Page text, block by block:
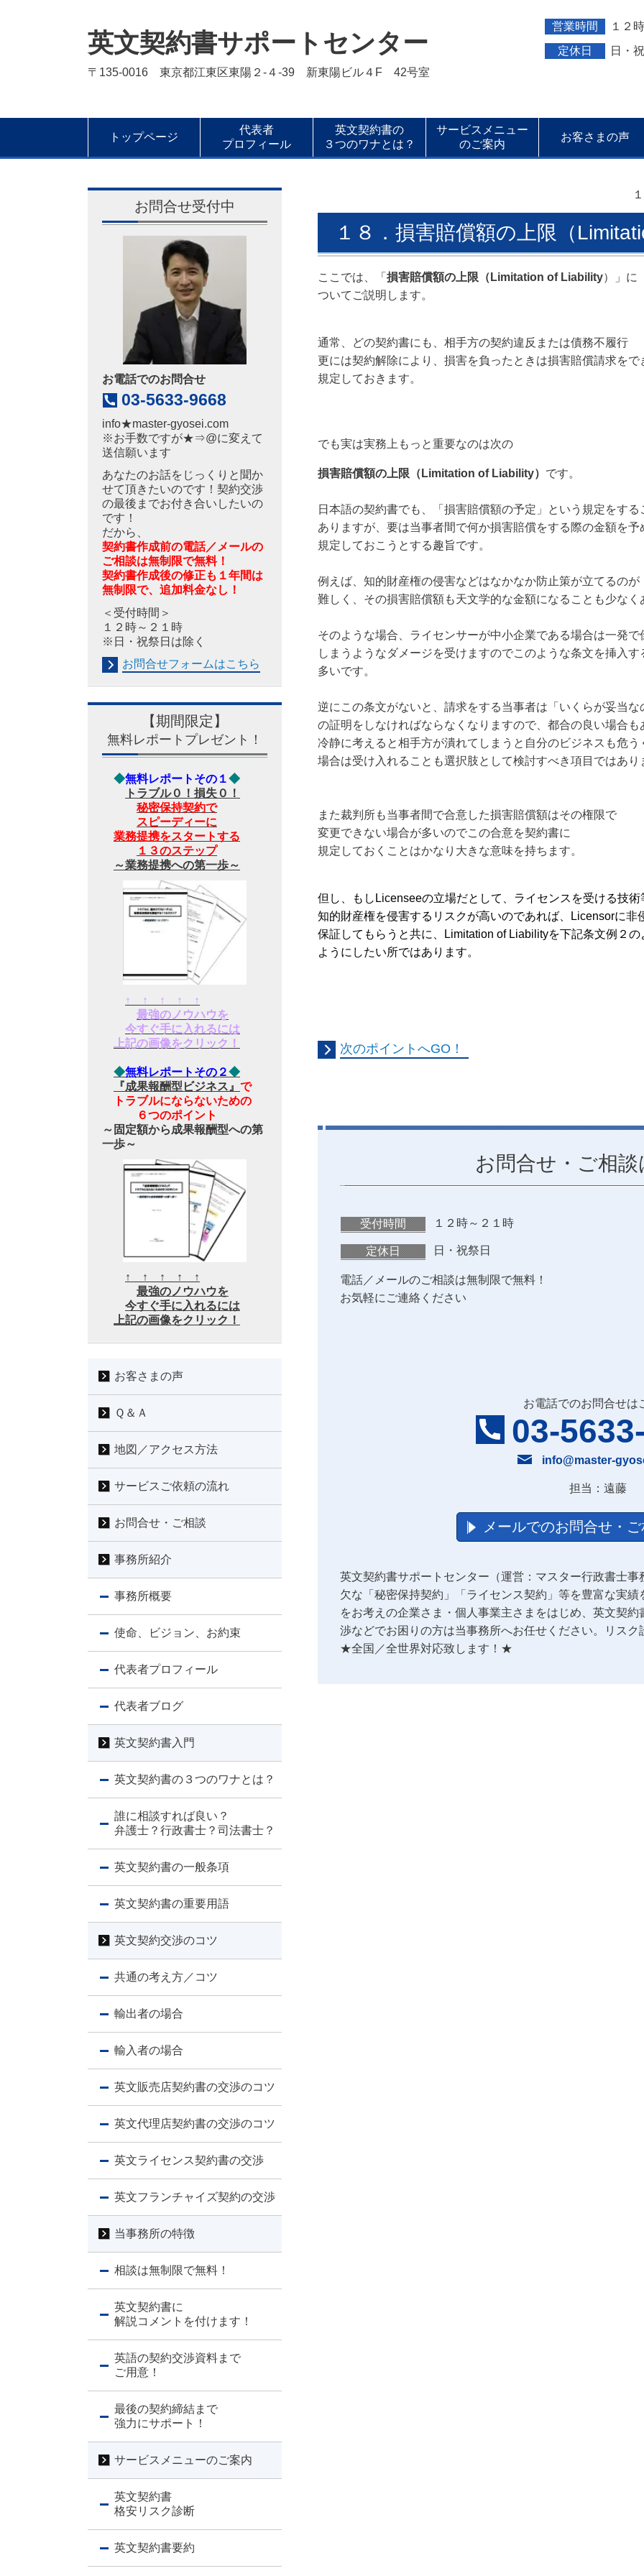
英文契約書サポートセンター
〒135-0016 東京都江東区東陽２-４-39 新東陽ビル４F 42号室
営業時間 １２
定休日 日・
トップページ
代表者
プロフィール
英文契約書の
３つのワナとは？
サービスメニュー
のご案内
お客さまの声
１８．損害賠償額の上限（
ここでは、「 損害賠償額の上限（Limitation of Liability）」に
ついてご説明します。
通常、どの契約書にも、相手方の契約違反または債務不履行
更には契約解除により、損害を負ったときは損害賠償請求をで
規定しておきます。
でも実は実務上もっと重要なのは次の
損害賠償額の上限（Limitation of Liability） です。
日本語の契約書でも、「損害賠償額の予定」という規定をする
ありますが、要は当事者間で何か損害賠償をする際の金額を予
規定しておこうとする趣旨です。
例えば、知的財産権の侵害などはなかなか防止策が立てるのが
難しく、その損害賠償額も天文学的な金額になることも少なく
そのような場合、ライセンサーが中小企業である場合は一発で
しまうようなダメージを受けますのでこのような条文を挿入
多いです。
逆にこの条文がないと、請求をする当事者は「いくらが妥当な
の証明をしなければならなくなりますので、都合の良い場合も
冷静に考えると相手方が潰れてしまうと自分のビジネスも危う
場合は受け入れることも選択肢として検討すべき項目ではあ
また裁判所も当事者間で合意した損害賠償額はその権限で
変更できない場合が多いのでこの合意を契約書に
規定しておくことはかなり大きな意味を持ちます。
但し、もしLicenseeの立場だとして、ライセンスを受ける技術
知的財産権を侵害するリスクが高いのであれば、Licensorに非
保証してもらうと共に、Limitation of Liabilityを下記条文例２
ようにしたい所ではあります。
次のポイントへGO！
お問合せ・ご相
受付時間 １２時～２１時
定休日 日・祝祭日
電話／メールのご相談は無制限で無料！
お気軽にご連絡ください
お電話でのお問合せは
03-
info@master-
担当：遠藤
メールでのお問合せ・
英文契約書サポートセンター（運営：マスター行政書士
欠な「秘密保持契約」「ライセンス契約」等を豊富な実
をお考えの企業さま・個人事業主さまをはじめ、英文契
渉などでお困りの方は当事務所へお任せください。リス
★全国／全世界対応致します！★
お問合せ受付中
お電話でのお問合せ
03-5633-9668
info★master-gyosei.com
※お手数ですが★⇒@に変えて
送信願います
あなたのお話をじっくりと聞か
せて頂きたいのです！契約交渉
の最後までお付き合いしたいの
です！
だから、
契約書作成前の電話／メールの
ご相談は無制限で無料！
契約書作成後の修正も１年間は
無制限で、追加料金なし！
＜受付時間＞
１２時～２１時
※日・祝祭日は除く
お問合せフォームはこちら
【期間限定】
無料レポートプレゼント！
◆無料レポートその１◆
トラブル０！損失０！
秘密保持契約で
スピーディーに
業務提携をスタートする
１３のステップ
～業務提携への第一歩～
↑ ↑ ↑ ↑ ↑
最強のノウハウを
今すぐ手に入れるには
上記の画像をクリック！
◆無料レポートその２◆
『成果報酬型ビジネス』 で
トラブルにならないための
６つのポイント
～固定額から成果報酬型への第
一歩～
↑ ↑ ↑ ↑ ↑
最強のノウハウを
今すぐ手に入れるには
上記の画像をクリック！
お客さまの声
Ｑ＆Ａ
地図／アクセス方法
サービスご依頼の流れ
お問合せ・ご相談
事務所紹介
事務所概要
使命、ビジョン、お約束
代表者プロフィール
代表者ブログ
英文契約書入門
英文契約書の３つのワナとは？
誰に相談すれば良い？
弁護士？行政書士？司法書士？
英文契約書の一般条項
英文契約書の重要用語
英文契約交渉のコツ
共通の考え方／コツ
輸出者の場合
輸入者の場合
英文販売店契約書の交渉のコツ
英文代理店契約書の交渉のコツ
英文ライセンス契約書の交渉
英文フランチャイズ契約の交渉
当事務所の特徴
相談は無制限で無料！
英文契約書に
解説コメントを付けます！
英語の契約交渉資料まで
ご用意！
最後の契約締結まで
強力にサポート！
サービスメニューのご案内
英文契約書
格安リスク診断
英文契約書要約